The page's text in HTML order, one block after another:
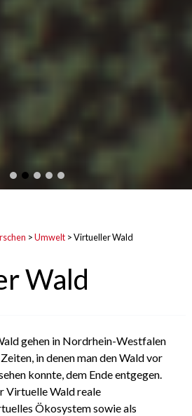
>Umwelt>Virtueller Wald
Wald
gehen in Nordrhein-Westfalen
in denen man den Wald vor
konnte, dem Ende entgegen.
Virtuelle Wald reale
Ökosystem sowie als